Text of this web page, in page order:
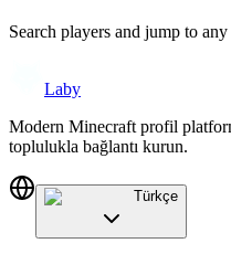
Search players and jump to any
Laby
Modern Minecraft profil
toplulukla bağlantı kurun.
Türkçe